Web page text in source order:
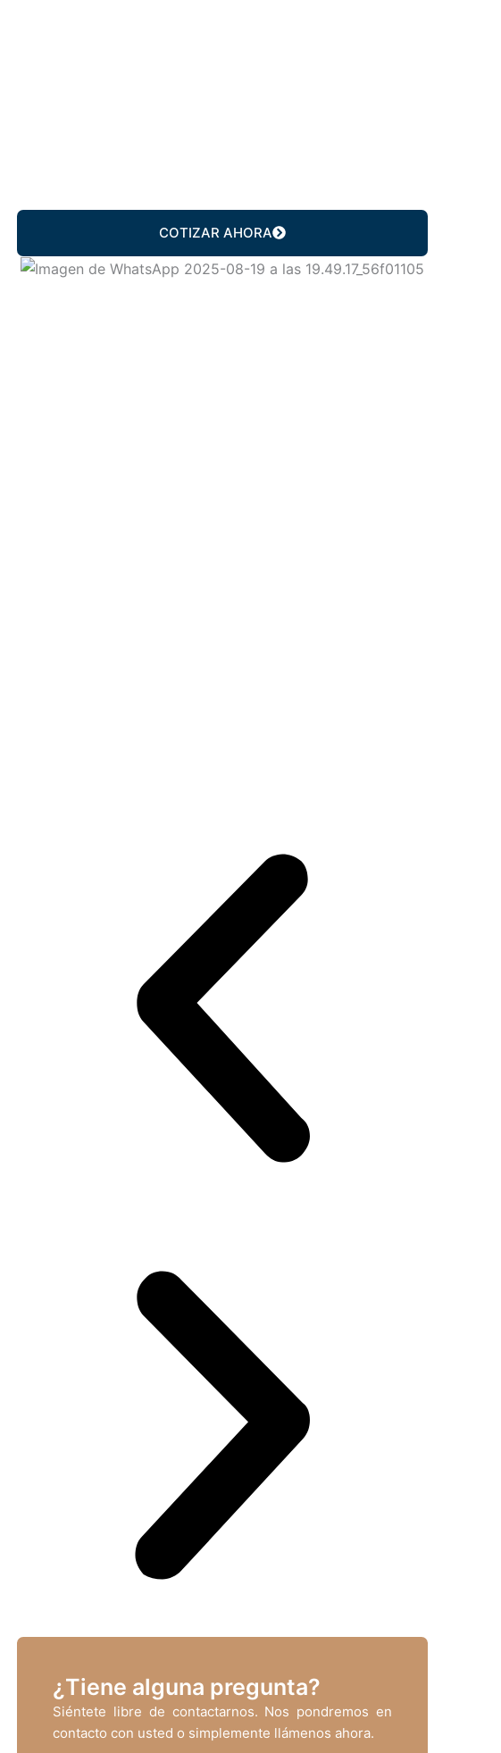
COTIZAR AHORA
¿Tiene alguna pregunta?
Siéntete libre de contactarnos. Nos pondremos en
contacto con usted o simplemente llámenos ahora.